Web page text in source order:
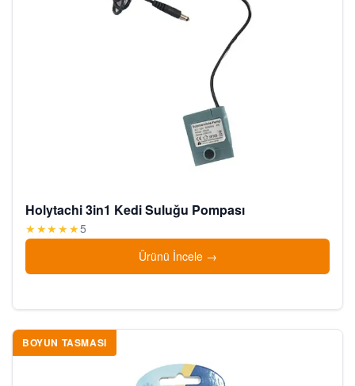
Holytachi 3in1 Kedi Suluğu Pompası
★★★★★5
Ürünü İncele
BOYUN TASMASI